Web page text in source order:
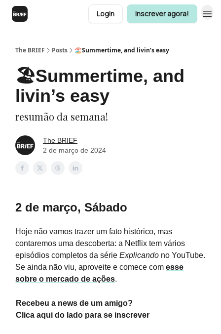
Login Inscrever agora!
The BRIEF Posts 🏖️Summertime, and livin’s easy
🏖️Summertime, and
livin’s easy
resumão da semana!
The BRIEF
2 de março de 2024
2 de março, Sábado
Hoje não vamos trazer um fato histórico, mas
contaremos uma descoberta: a Netflix tem vários
episódios completos da série Explicando no YouTube.
Se ainda não viu, aproveite e comece com esse
sobre o mercado de ações.
Recebeu a news de um amigo?
Clica aqui do lado para se inscrever